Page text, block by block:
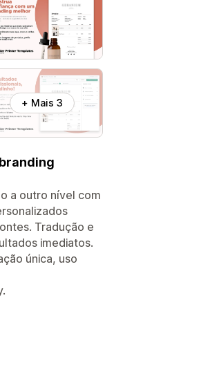
+ Mais 3
a outro nível com
Tradução e
imediatos.
única, uso